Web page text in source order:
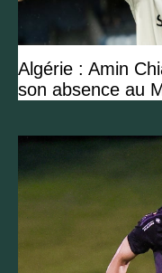
Algérie : Amin
son absence au